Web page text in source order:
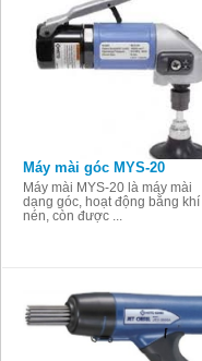
Máy mài góc MYS-20
Máy mài MYS-20 là máy mài
dạng góc, hoạt động bằng khí
nén, còn được ...